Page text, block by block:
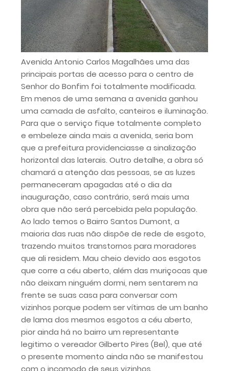
Avenida Antonio Carlos Magalhães uma das
principais portas de acesso para o centro de
Senhor do Bonfim foi totalmente modificada.
Em menos de uma semana a avenida ganhou
uma camada de asfalto, canteiros e iluminação.
Para que o serviço fique totalmente completo
e embeleze ainda mais a avenida, seria bom
que a prefeitura providenciasse a sinalização
horizontal das laterais. Outro detalhe, a obra só
chamará a atenção das pessoas, se as luzes
permaneceram apagadas até o dia da
inauguração, caso contrário, será mais uma
obra que não será percebida pela população.
Ao lado temos o Bairro Santos Dumont, a
maioria das ruas não dispõe de rede de esgoto,
trazendo muitos transtornos para moradores
que ali residem. Mau cheio devido aos esgotos
que corre a céu aberto, além das muriçocas que
não deixam ninguém dormi, nem sentarem na
frente se suas casa para conversar com
vizinhos porque podem ser vítimas de um banho
de lama dos mesmos esgotos a céu aberto,
pior ainda há no bairro um representante
legitimo o vereador Gilberto Pires (Bel), que até
o presente momento ainda não se manifestou
com o incomodo de seus vizinhos.